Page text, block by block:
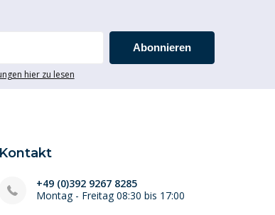
Abonnieren
hier zu lesen
Kontakt
+49 (0)392 9267 8285
Montag - Freitag 08:30 bis 17:00